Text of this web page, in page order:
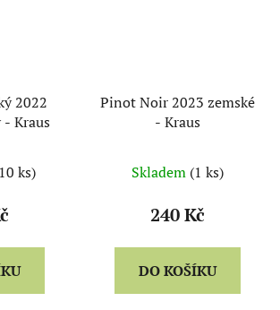
2022
- Kraus
ks)
Pinot Noir 2023 zemské
- Kraus
Skladem (1 ks)
240 Kč
DO KOŠÍKU